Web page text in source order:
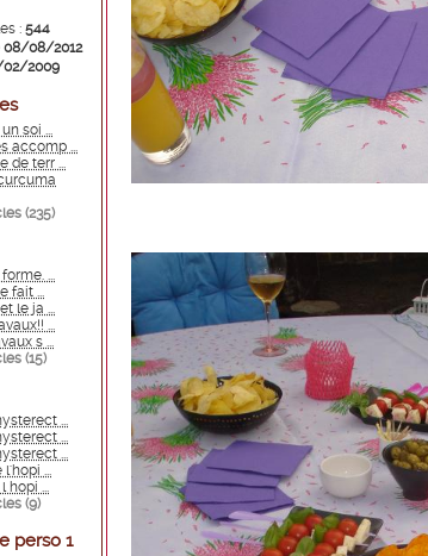
: 544
08/08/2012
02/2009
soi ...
accomp ...
de terr ...
(235)
...
fait ...
le ja ...
...
s ...
(15)
...
...
...
...
hopi ...
(9)
perso 1